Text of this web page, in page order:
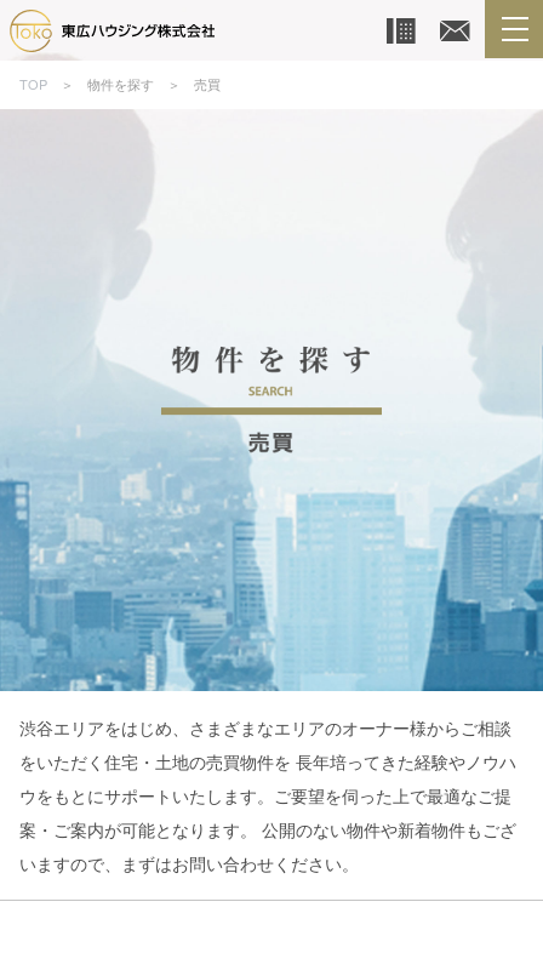
TOP ＞ 物件を探す ＞ 売買
渋谷エリアをはじめ、さまざまなエリアのオーナー様からご相談
をいただく住宅・土地の売買物件を 長年培ってきた経験やノウハ
ウをもとにサポートいたします。ご要望を伺った上で最適なご提
案・ご案内が可能となります。
公開のない物件や新着物件もござ
いますので、まずはお問い合わせください。